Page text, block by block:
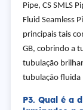
Pipe, CS SMLS
Fluid Seamless
principais tais
GB, cobrindo a
tubulação
tubulação fluida
P3. Qual é a